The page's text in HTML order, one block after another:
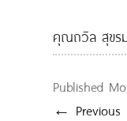
คุณถวิล สุขร
Published
← Previous